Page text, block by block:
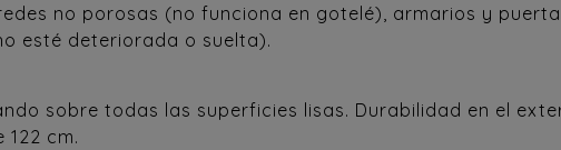
no porosas (no funciona en gotelé), armarios y
esté deteriorada o suelta).
sobre todas las superficies lisas. Durabilidad en el
cm.